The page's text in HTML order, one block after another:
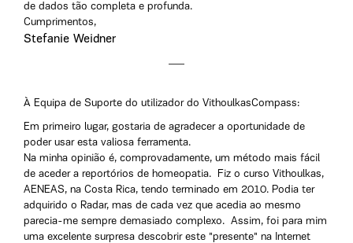
de dados tão completa e profunda.
Cumprimentos,
Stefanie Weidner
À Equipa de Suporte do utilizador do VithoulkasCompass:
Em primeiro lugar, gostaria de agradecer a oportunidade de
poder usar esta valiosa ferramenta.
Na minha opinião é, comprovadamente, um método mais fácil
de aceder a reportórios de homeopatia. Fiz o curso Vithoulkas,
AENEAS, na Costa Rica, tendo terminado em 2010. Podia ter
adquirido o Radar, mas de cada vez que acedia ao mesmo
parecia-me sempre demasiado complexo. Assim, foi para mim
uma excelente surpresa descobrir este "presente" na Internet